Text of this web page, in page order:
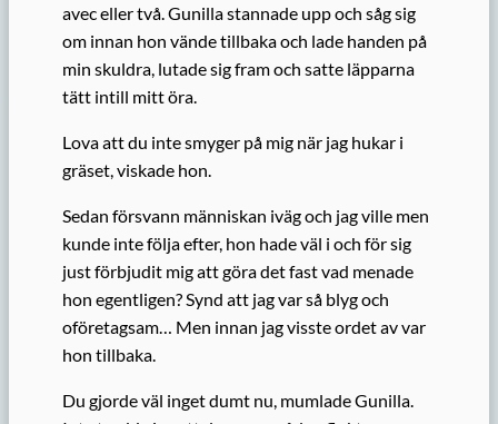
avec eller två. Gunilla stannade upp och såg sig
om innan hon vände tillbaka och lade handen på
min skuldra, lutade sig fram och satte läpparna
tätt intill mitt öra.
Lova att du inte smyger på mig när jag hukar i
gräset, viskade hon.
Sedan försvann människan iväg och jag ville men
kunde inte följa efter, hon hade väl i och för sig
just förbjudit mig att göra det fast vad menade
hon egentligen? Synd att jag var så blyg och
oföretagsam… Men innan jag visste ordet av var
hon tillbaka.
Du gjorde väl inget dumt nu, mumlade Gunilla.